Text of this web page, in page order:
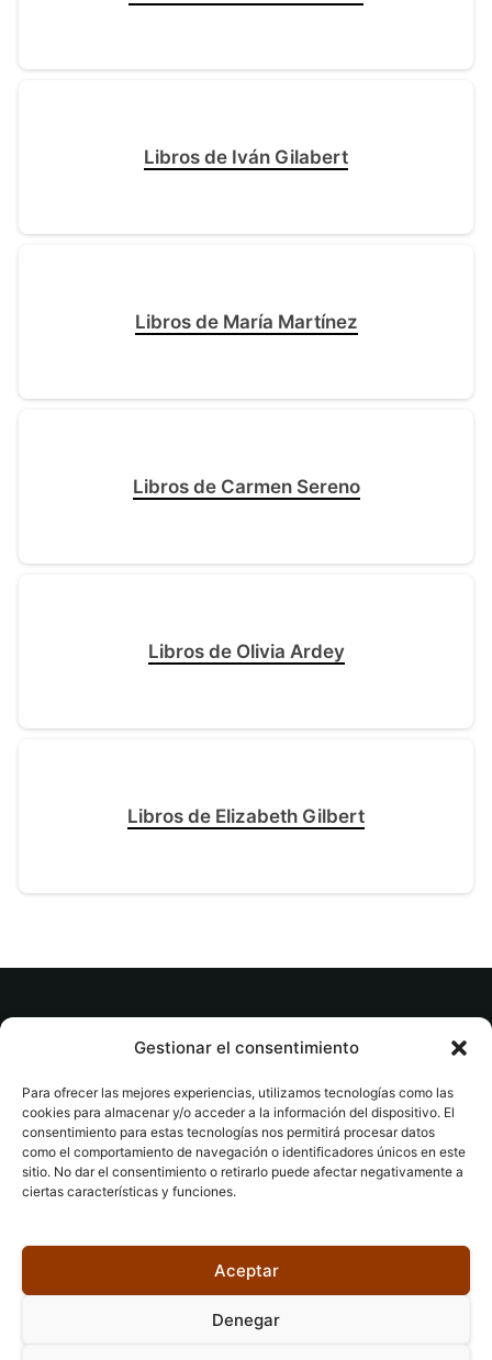
Gestionar el consentimiento
Para ofrecer las mejores experiencias, utilizamos tecnologías como las
cookies para almacenar y/o acceder a la información del dispositivo. El
consentimiento para estas tecnologías nos permitirá procesar datos
como el comportamiento de navegación o identificadores únicos en este
sitio. No dar el consentimiento o retirarlo puede afectar negativamente a
ciertas características y funciones.
Aceptar
Denegar
Libros de Iván Gilabert
Libros de María Martínez
Libros de Carmen Sereno
Libros de Olivia Ardey
Libros de Elizabeth Gilbert
© tuslibrosvip.com · Todos los derechos
Aviso legal|Accesibilidad